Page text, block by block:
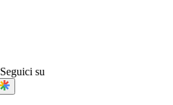
Seguici su